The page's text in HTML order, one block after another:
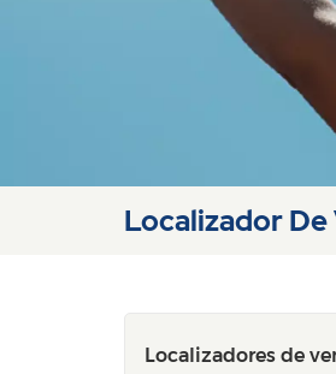
Localizador De
Localizadores de